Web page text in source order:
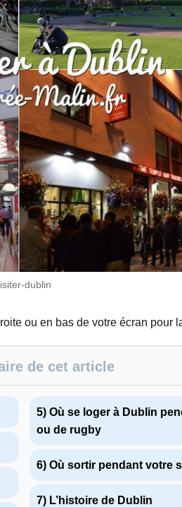
dublin
ou en bas de votre écran pour
de cet article
5) Où se loger à Dublin
ou de rugby
6) Où sortir pendant votre
7) L’histoire de Dublin